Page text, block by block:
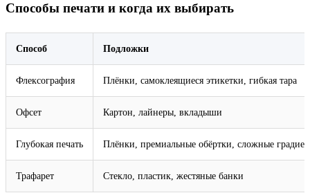
Способы печати и когда их выбирать
Способ Подложки
Флексография Плёнки, самоклеящиеся этикетки, гибкая тара
Офсет Картон, лайнеры, вкладыши
Глубокая печать Плёнки, премиальные обёртки, сложные
Трафарет Стекло, пластик, жестяные банки